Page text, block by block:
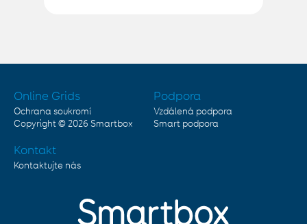
Online Grids
Ochrana soukromí
Copyright © 2026 Smartbox
Podpora
Vzdálená podpora
Smart podpora
Kontakt
Kontaktujte nás